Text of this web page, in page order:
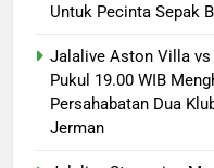
Untuk Pecinta Sepak
Jalalive Aston Villa vs
Pukul 19.00 WIB
Persahabatan Dua
Jerman